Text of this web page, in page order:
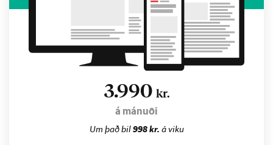
3.990 kr.
á mánuði
Um það bil998 kr. á viku